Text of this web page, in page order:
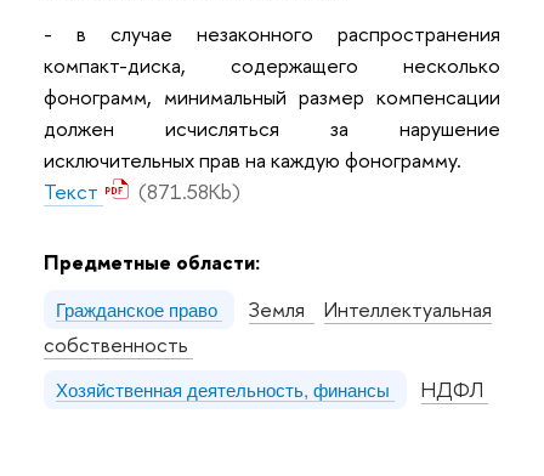
- в случае незаконного распространения
компакт-диска, содержащего несколько
фонограмм, минимальный размер компенсации
должен исчисляться за нарушение
исключительных прав на каждую фонограмму.
Текст
(871.58Kb)
Предметные области:
Гражданское право Земля
Интеллектуальная
собственность
Хозяйственная деятельность, финансы НДФЛ